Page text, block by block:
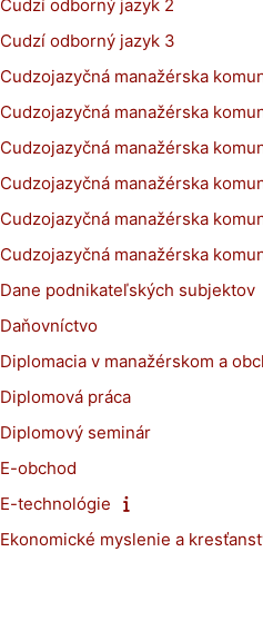
Cudzí odborný jazyk 2
Cudzí odborný jazyk 3
Cudzojazyčná manažérska
Cudzojazyčná manažérska
Cudzojazyčná manažérska
Cudzojazyčná manažérska
Cudzojazyčná manažérska
Cudzojazyčná manažérska
Dane podnikateľských subjektov
Daňovníctvo
Diplomacia v manažérskom a
Diplomová práca
Diplomový seminár
E-obchod
E-technológie
Ekonomické myslenie a